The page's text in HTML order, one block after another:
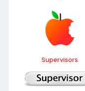
Supervisors